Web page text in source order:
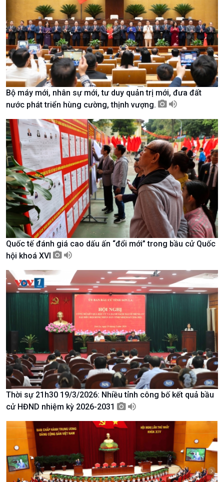
Nam
Xã hội
Tin Đời sống & Xã hội
360 độ Sức khỏe
Chuyển đổi Xanh
Tài nguyên và Môi trường
Chuyên gia của bạn
Bước chân đến trường
Khoa học & Công nghệ
Tin Khoa học & Công nghệ
Kết nối công nghệ
Sống chung với biến đổi
khí hậu
Văn hoá & Du lịch
Tin Văn hoá & Du lịch
Multimedia
Ảnh
Bộ máy mới, nhân sự mới, tư duy quản trị mới, đưa đất
nước phát triển hùng cường, thịnh vượng.
Quốc tế đánh giá cao dấu ấn “đổi mới” trong bầu cử Quốc
hội khoá XVI
Thời sự 21h30 19/3/2026: Nhiều tỉnh công bố kết quả bầu
cử HĐND nhiệm kỳ 2026-2031